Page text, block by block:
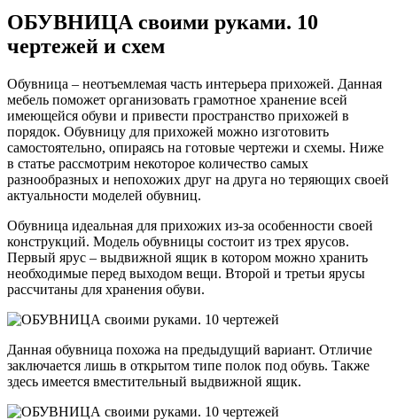
ОБУВНИЦА своими руками. 10
чертежей и схем
Обувница – неотъемлемая часть интерьера прихожей. Данная
мебель поможет организовать грамотное хранение всей
имеющейся обуви и привести пространство прихожей в
порядок. Обувницу для прихожей можно изготовить
самостоятельно, опираясь на готовые чертежи и схемы. Ниже
в статье рассмотрим некоторое количество самых
разнообразных и непохожих друг на друга но теряющих своей
актуальности моделей обувниц.
Обувница идеальная для прихожих из-за особенности своей
конструкций. Модель обувницы состоит из трех ярусов.
Первый ярус – выдвижной ящик в котором можно хранить
необходимые перед выходом вещи. Второй и третьи ярусы
рассчитаны для хранения обуви.
Данная обувница похожа на предыдущий вариант. Отличие
заключается лишь в открытом типе полок под обувь. Также
здесь имеется вместительный выдвижной ящик.